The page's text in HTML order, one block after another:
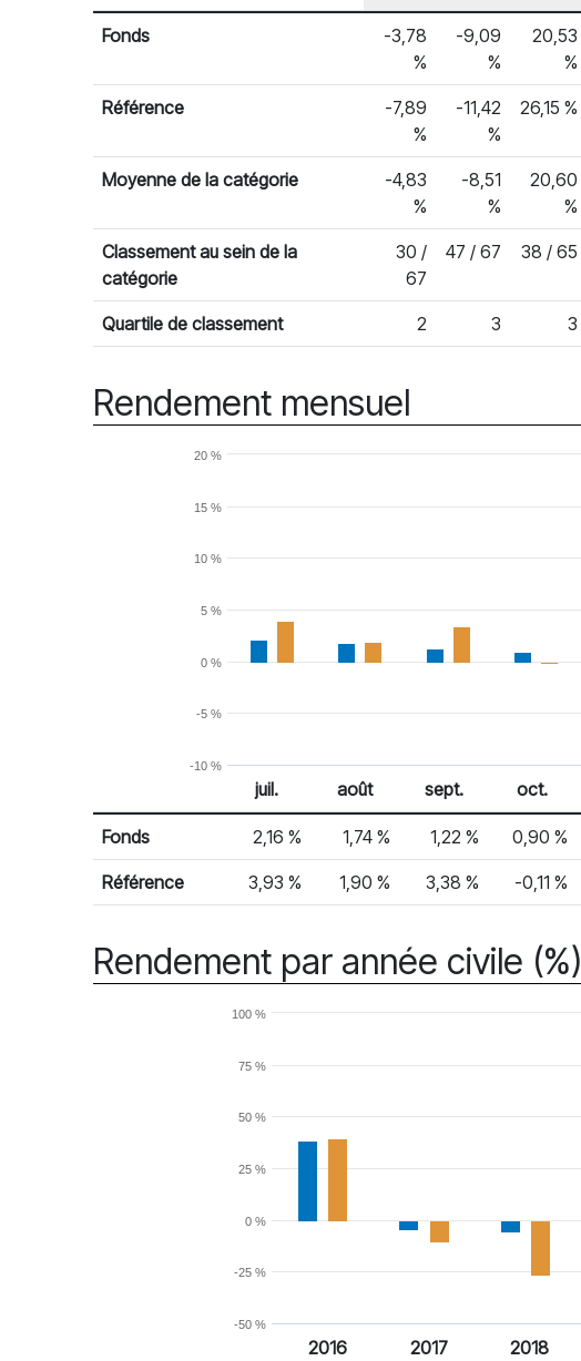
Rendements des fonds
En-tête de ligne
Fonds
-3,78
%
-9,09
%
20,53
%
Référence
-7,89
%
-11,42
%
26,15 %
Moyenne de la catégorie
-4,83
%
-8,51
%
20,60
%
Classement au sein de la
catégorie
30 /
67
47 / 67 38 / 65
Quartile de classement 2 3 3
Rendement mensuel
-10 %
-5 %
0 %
5 %
10 %
15 %
20 %
Rendement mensuel
% Rendement
juil. août sept. oct.
Fonds 2,16 % 1,74 % 1,22 % 0,90 %
Référence 3,93 % 1,90 % 3,38 % -0,11 %
Rendement par année civile (%)
-50 %
-25 %
0 %
25 %
50 %
75 %
100 %
2016 2017 2018